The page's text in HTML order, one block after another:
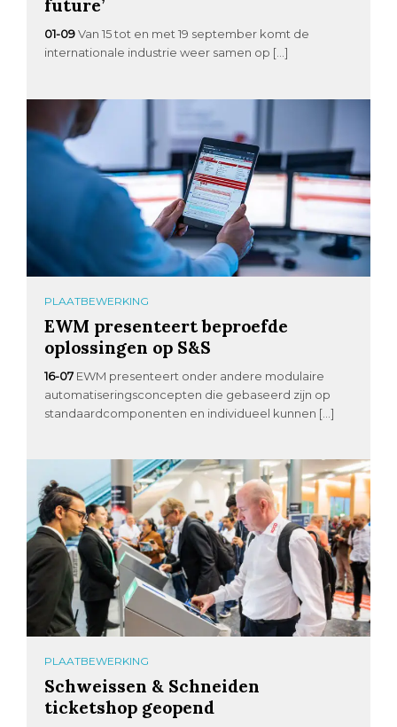
future’
01-09 Van 15 tot en met 19 september komt de
internationale industrie weer samen op […]
PLAATBEWERKING
EWM presenteert beproefde
oplossingen op S&S
16-07 EWM presenteert onder andere modulaire
automatiseringsconcepten die gebaseerd zijn op
standaardcomponenten en individueel kunnen […]
PLAATBEWERKING
Schweissen & Schneiden
ticketshop geopend